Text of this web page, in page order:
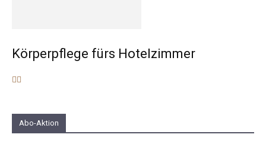
Körperpflege fürs Hotelzimmer
Abo-Aktion